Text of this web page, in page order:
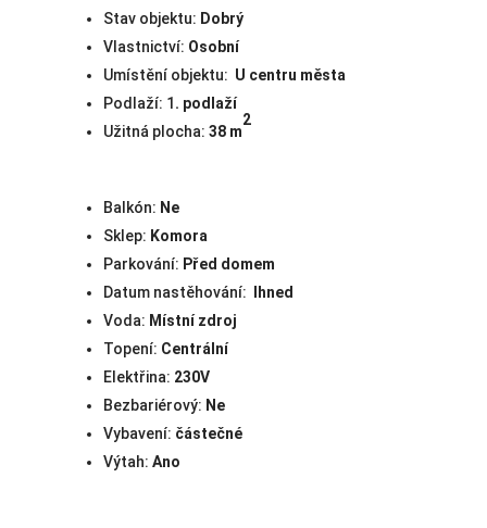
Stav objektu: Dobrý
Vlastnictví: Osobní
Umístění objektu: U centru města
Podlaží: 1 . podlaží
Užitná plocha: 38 m
2
Balkón: Ne
Sklep: Komora
Parkování: Před domem
Datum nastěhování:
Ihned
Voda: Místní zdroj
Topení: Centrální
Elektřina: 230V
Bezbariérový: Ne
Vybavení: částečné
Výtah: Ano